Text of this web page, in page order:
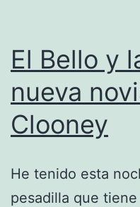
El Bello y
nueva
Clooney
He tenido esta
pesadilla que